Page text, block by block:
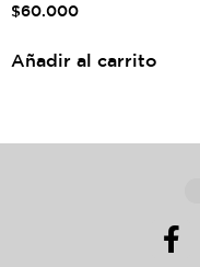
$60.000
Añadir al carrito